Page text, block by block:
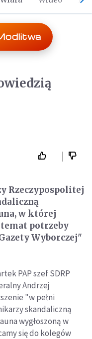
Rzeczypospolitej
w której
potrzeby
Wyborczej"
PAP szef SDRP
Andrzej
"w pełni
skandaliczną
wygłoszoną w
się do kolegów